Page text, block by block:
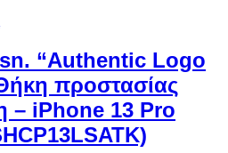
“Authentic Logo
προστασίας
– iPhone 13 Pro